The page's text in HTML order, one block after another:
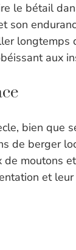
le bétail
son
longtemps
aux
bien que
de berger
moutons
et